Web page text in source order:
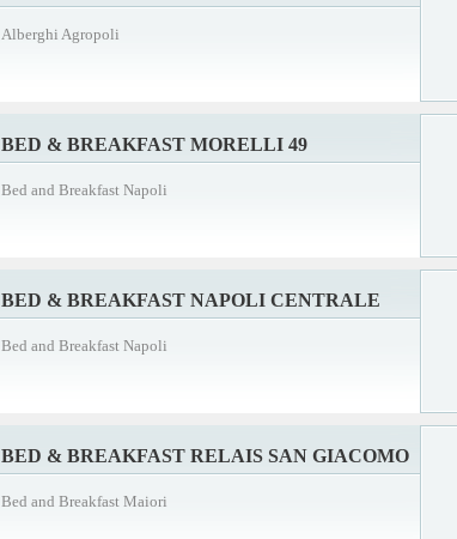
Alberghi Agropoli
BED & BREAKFAST MORELLI 49
Bed and Breakfast Napoli
BED & BREAKFAST NAPOLI CENTRALE
Bed and Breakfast Napoli
BED & BREAKFAST RELAIS SAN GIACOMO
Bed and Breakfast Maiori